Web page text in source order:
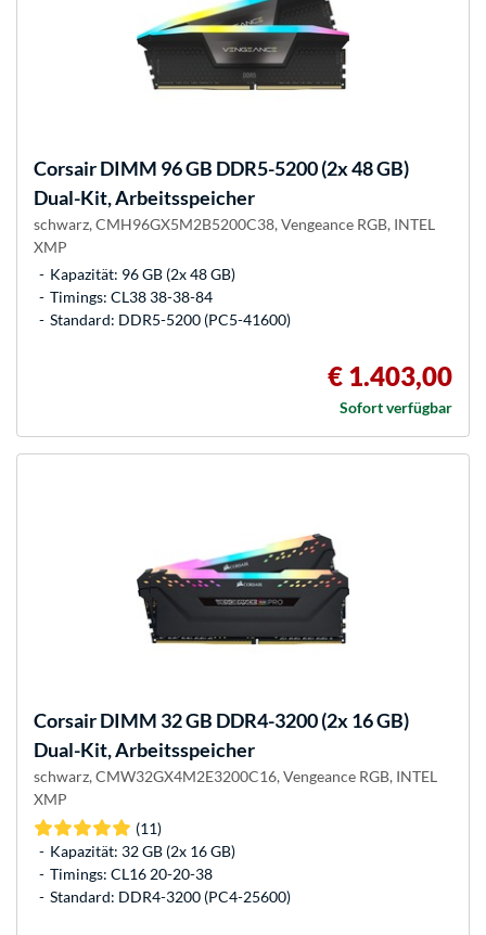
CorsairDIMM 96 GB DDR5-5200 (2x 48 GB)
Dual-Kit, Arbeitsspeicher
schwarz, CMH96GX5M2B5200C38, Vengeance RGB, INTEL
XMP
Kapazität: 96 GB (2x 48 GB)
Timings: CL38 38-38-84
Standard: DDR5-5200 (PC5-41600)
€ 1.403,00
Sofort verfügbar
CorsairDIMM 32 GB DDR4-3200 (2x 16 GB)
Dual-Kit, Arbeitsspeicher
schwarz, CMW32GX4M2E3200C16, Vengeance RGB, INTEL
XMP
(11)
Kapazität: 32 GB (2x 16 GB)
Timings: CL16 20-20-38
Standard: DDR4-3200 (PC4-25600)